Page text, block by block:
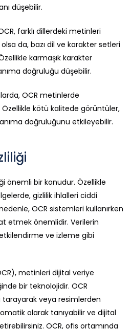
düşebilir.
farklı dillerdeki metinleri
da, bazı dil ve karakter setleri
karmaşık karakter
doğruluğu düşebilir.
OCR metinlerde
Özellikle kötü kalitede görüntüler,
doğruluğunu etkileyebilir.
önemli bir konudur. Özellikle
gizlilik ihlalleri ciddi
OCR sistemleri kullanırken
etmek önemlidir. Verilerin
ve izleme gibi
metinleri dijital veriye
bir teknolojidir. OCR
tarayarak veya resimlerden
olarak tanıyabilir ve dijital
OCR, ofis ortamında